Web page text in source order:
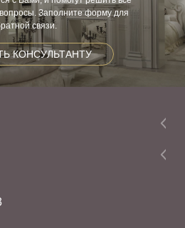
Заполните форму для
связи.
КОНСУЛЬТАНТУ